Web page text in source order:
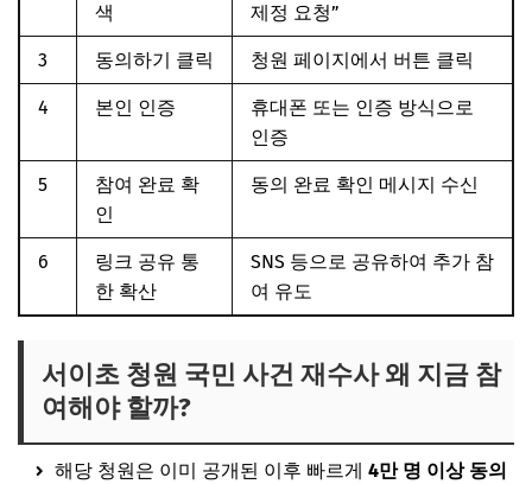
색
제정 요청”
3 동의하기 클릭 청원 페이지에서 버튼 클릭
4 본인 인증
휴대폰 또는 인증 방식으로
인증
5
참여 완료 확
인
동의 완료 확인 메시지 수신
6
링크 공유 통
한 확산
SNS 등으로 공유하여 추가 참
여 유도
서이초 청원 국민 사건 재수사 왜 지금 참
여해야 할까?
해당 청원은 이미 공개된 이후 빠르게 4만 명 이상 동의